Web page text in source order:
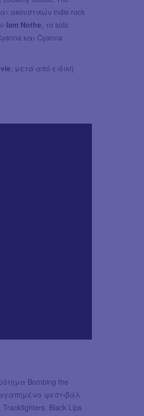
ακουστικών indie rock
Iam Nothe , το solo
και Cyanna
, μετά από ειδική
Bombing the
φεστιβάλ
Black Lips